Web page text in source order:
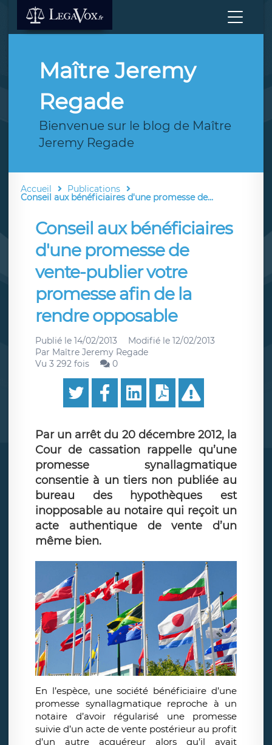
Maître Jeremy
Regade
Bienvenue sur le blog de Maître
Jeremy Regade
Accueil Publications
Conseil aux bénéficiaires d'une promesse de...
Conseil aux bénéficiaires
d'une promesse de
vente-publier votre
promesse afin de la
rendre opposable
Publié le 14/02/2013 Modifié le 12/02/2013
Par Maître Jeremy Regade
Vu 3 292 fois
0
Par un arrêt du 20 décembre 2012, la
Cour de cassation rappelle qu’une
promesse synallagmatique
consentie à un tiers non publiée au
bureau des hypothèques est
inopposable au notaire qui reçoit un
acte authentique de vente d’un
même bien.
En l’espèce, une société bénéficiaire d’une
promesse synallagmatique reproche à un
notaire d’avoir régularisé une promesse
suivie d’un acte de vente postérieur au profit
d’un autre acquéreur alors qu’il avait